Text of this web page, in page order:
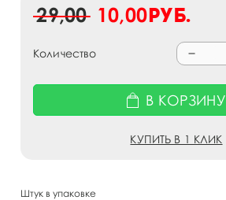
Штук в упаковке
29,00 10,00руб.
Количество
В КОРЗИНУ
КУПИТЬ В 1 КЛИК